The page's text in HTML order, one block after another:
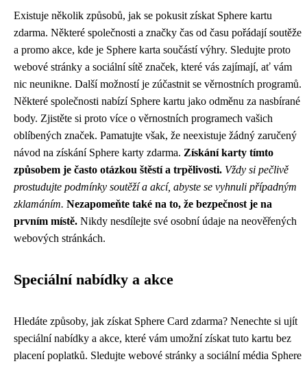
Existuje několik způsobů, jak se pokusit získat Sphere kartu
zdarma. Některé společnosti a značky čas od času pořádají soutěže
a promo akce, kde je Sphere karta součástí výhry. Sledujte proto
webové stránky a sociální sítě značek, které vás zajímají, ať vám
nic neunikne. Další možností je zúčastnit se věrnostních programů.
Některé společnosti nabízí Sphere kartu jako odměnu za nasbírané
body. Zjistěte si proto více o věrnostních programech vašich
oblíbených značek. Pamatujte však, že neexistuje žádný zaručený
návod na získání Sphere karty zdarma. Získání karty tímto
způsobem je často otázkou štěstí a trpělivosti. Vždy si pečlivě
prostudujte podmínky soutěží a akcí, abyste se vyhnuli případným
zklamáním. Nezapomeňte také na to, že bezpečnost je na
prvním místě. Nikdy nesdílejte své osobní údaje na neověřených
webových stránkách.
Speciální nabídky a akce
Hledáte způsoby, jak získat Sphere Card zdarma? Nenechte si ujít
speciální nabídky a akce, které vám umožní získat tuto kartu bez
placení poplatků. Sledujte webové stránky a sociální média Sphere